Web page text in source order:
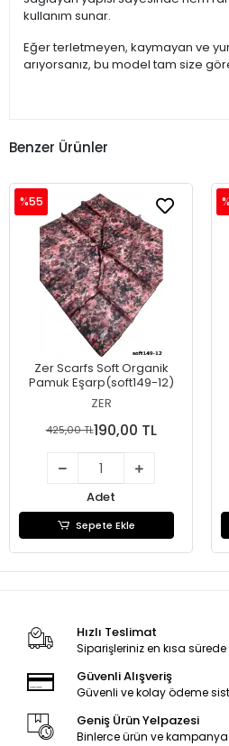
kullanım sunar.
Eğer terletmeyen, kaymayan ve
arıyorsanız, bu model tam size
Benzer Ürünler
Zer Scarfs Soft Organik
Pamuk Eşarp(soft149-12)
ZER
%55
425,00 TL190,00 TL
Adet
Sepete Ekle
Hızlı Teslimat
Siparişleriniz en kısa sürede
Güvenli Alışveriş
Güvenli ve kolay ödeme
Geniş Ürün Yelpazesi
Binlerce ürün ve